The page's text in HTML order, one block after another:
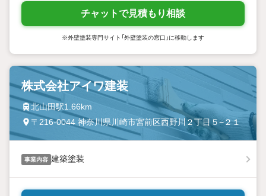
チャットで見積もり相談
※外壁塗装専門サイト「外壁塗装の窓口」に移動します
株式会社アイワ建装
北山田駅1.66km
〒216-0044 神奈川県川崎市宮前区西野川２丁目５−２１
事業内容 建築塗装